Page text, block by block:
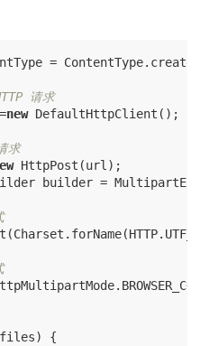
=
请求
new DefaultHttpClient();
求
HttpPost(url);
builder =
{